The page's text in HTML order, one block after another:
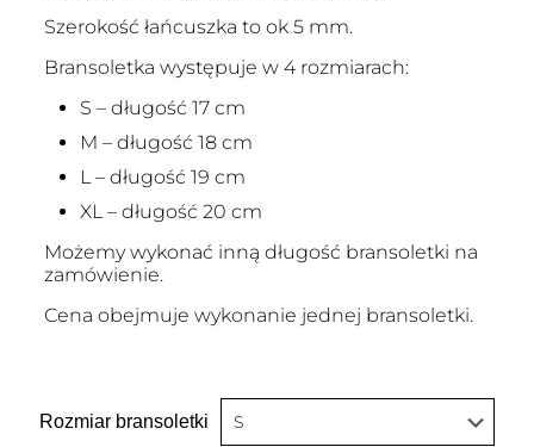
Szerokość łańcuszka to ok 5 mm.
Bransoletka występuje w 4 rozmiarach:
S – długość 17 cm
M – długość 18 cm
L – długość 19 cm
XL – długość 20 cm
Możemy wykonać inną długość bransoletki na
zamówienie.
Cena obejmuje wykonanie jednej bransoletki.
Rozmiar bransoletki